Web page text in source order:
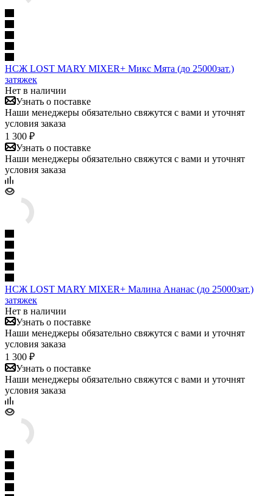
НСЖ LOST MARY MIXER+ Микс Мята (до 25000зат.)
затяжек
Нет в наличии
Узнать о поставке
Наши менеджеры обязательно свяжутся с вами и уточнят
условия заказа
1 300 ₽
Узнать о поставке
Наши менеджеры обязательно свяжутся с вами и уточнят
условия заказа
НСЖ LOST MARY MIXER+ Малина Ананас (до 25000зат.)
затяжек
Нет в наличии
Узнать о поставке
Наши менеджеры обязательно свяжутся с вами и уточнят
условия заказа
1 300 ₽
Узнать о поставке
Наши менеджеры обязательно свяжутся с вами и уточнят
условия заказа